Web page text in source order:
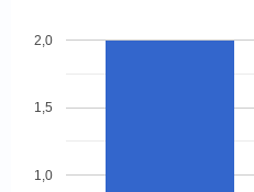
1,0
1,5
2,0